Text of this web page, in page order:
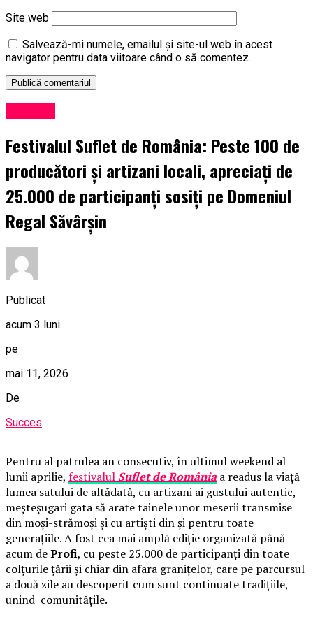
Site web
Salvează-mi numele, emailul și site-ul web în acest
navigator pentru data viitoare când o să comentez.
Festivalul Suflet de România: Peste 100 de
producători și artizani locali, apreciați de
25.000 de participanți sosiți pe Domeniul
Regal Săvârșin
Publicat
acum 3 luni
pe
mai 11, 2026
De
Succes
Pentru al patrulea an consecutiv, în ultimul weekend al
lunii aprilie, festivalul Suflet de România a readus la viață
lumea satului de altădată, cu artizani ai gustului autentic,
meșteșugari gata să arate tainele unor meserii transmise
din moși-strămoși și cu artiști din și pentru toate
generațiile. A fost cea mai amplă ediție organizată până
acum deProfi, cu peste 25.000 de participanți din toate
colțurile țării și chiar din afara granițelor, care pe parcursul
a două zile au descoperit cum sunt continuate tradițiile,
unind comunitățile.